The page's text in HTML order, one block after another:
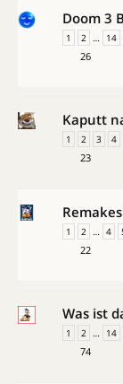
Doom 3
1 2 … 14
26
Kaputt
1 2 3 4
23
1 2 … 4
22
Was ist
1 2 … 14
74